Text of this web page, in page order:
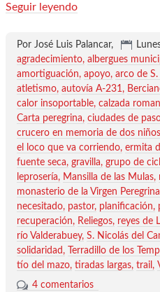
Seguir leyendo
Por José Luis Palancar,
agradecimiento albergues
amortiguación apoyo arco de
atletismo autovía A-231
calor insoportable calzada
Carta peregrina ciudades de
crucero en memoria de dos niños
el loco que va corriendo ermita
fuente seca gravilla grupo de
leprosería
Mansilla de las Mulas
monasterio de la Virgen Peregrina
necesitado pastor planificación
recuperación
Reliegos reyes de
río Valderabuey S. Nicolás del
solidaridad
Terradillo de los
tío del mazo tiradas largas trail
4 comentarios